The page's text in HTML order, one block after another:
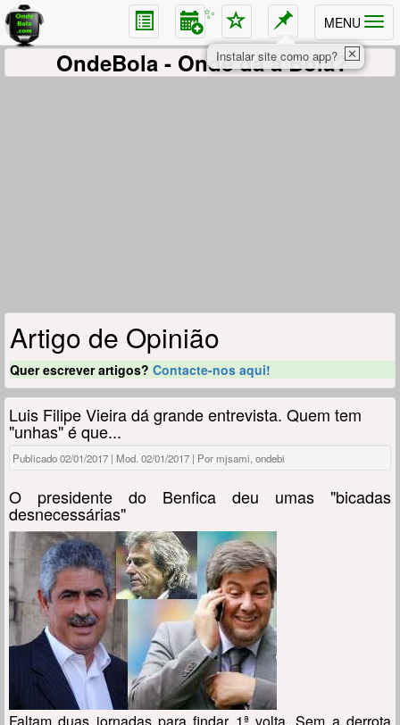
MENU
✨
OndeBola - Onde dá a Bola?
Artigo de Opinião
Quer escrever artigos? Contacte-nos aqui!
Luis Filipe Vieira dá grande entrevista. Quem tem
"unhas" é que...
Publicado 02/01/2017 | Mod. 02/01/2017 | Por mjsami, ondebi
O presidente do Benfica deu umas "bicadas
desnecessárias"
✕
Instalar site como app?